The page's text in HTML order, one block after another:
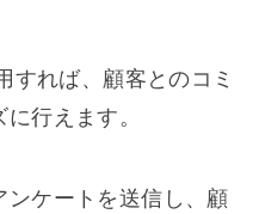
すれば、顧客とのコミ
行えます。
ケートを送信し、顧